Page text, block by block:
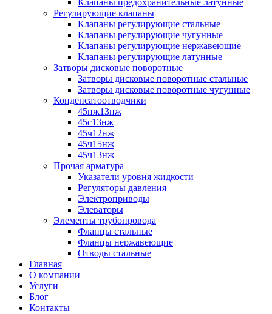
Клапаны предохранительные латунные
Регулирующие клапаны
Клапаны регулирующие стальные
Клапаны регулирующие чугунные
Клапаны регулирующие нержавеющие
Клапаны регулирующие латунные
Затворы дисковые поворотные
Затворы дисковые поворотные стальные
Затворы дисковые поворотные чугунные
Конденсатоотводчики
45нж13нж
45с13нж
45ч12нж
45ч15нж
45ч13нж
Прочая арматура
Указатели уровня жидкости
Регуляторы давления
Электроприводы
Элеваторы
Элементы трубопровода
Фланцы стальные
Фланцы нержавеющие
Отводы стальные
Главная
О компании
Услуги
Блог
Контакты